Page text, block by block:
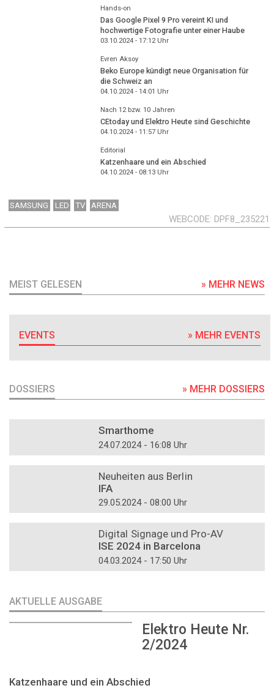
Hands-on
Das Google Pixel 9 Pro vereint KI und
hochwertige Fotografie unter einer Haube
03.10.2024 - 17:12Uhr
Evren Aksoy
Beko Europe kündigt neue Organisation für
die Schweiz an
04.10.2024 - 14:01 Uhr
Nach 12 bzw. 10 Jahren
CEtoday und Elektro Heute sind Geschichte
04.10.2024 - 11:57Uhr
Editorial
Katzenhaare und ein Abschied
04.10.2024 - 08:13Uhr
SAMSUNG LED TV ARENA
WEBCODE DPF8_235221
MEIST GELESEN » MEHR NEWS
EVENTS » MEHR EVENTS
DOSSIERS » MEHR DOSSIERS
Smarthome
24.07.2024 - 16:08 Uhr
Neuheiten aus Berlin
IFA
29.05.2024 - 08:00 Uhr
Digital Signage und Pro-AV
ISE 2024 in Barcelona
04.03.2024 - 17:50 Uhr
AKTUELLE AUSGABE
Elektro Heute Nr.
2/2024
Katzenhaare und ein Abschied